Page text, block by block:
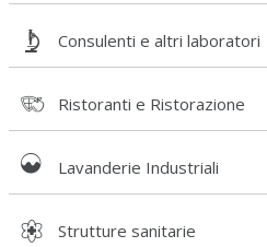
Consulenti e altri laboratori
Ristoranti e Ristorazione
Lavanderie Industriali
Strutture sanitarie